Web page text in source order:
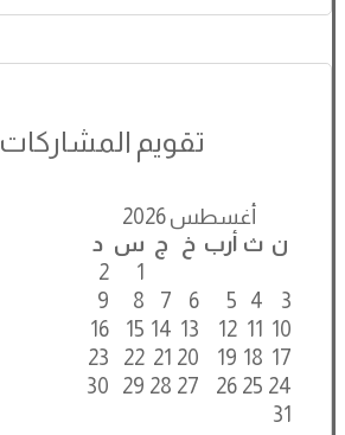
تقويم المشاركات
أغسطس 2026
ن ث أرب خ ج س د
1
2
3
4
5
6
7
8
9
10
11
12
13
14
15
16
17
18
19
20
21
22
23
24
25
26
27
28
29
30
31